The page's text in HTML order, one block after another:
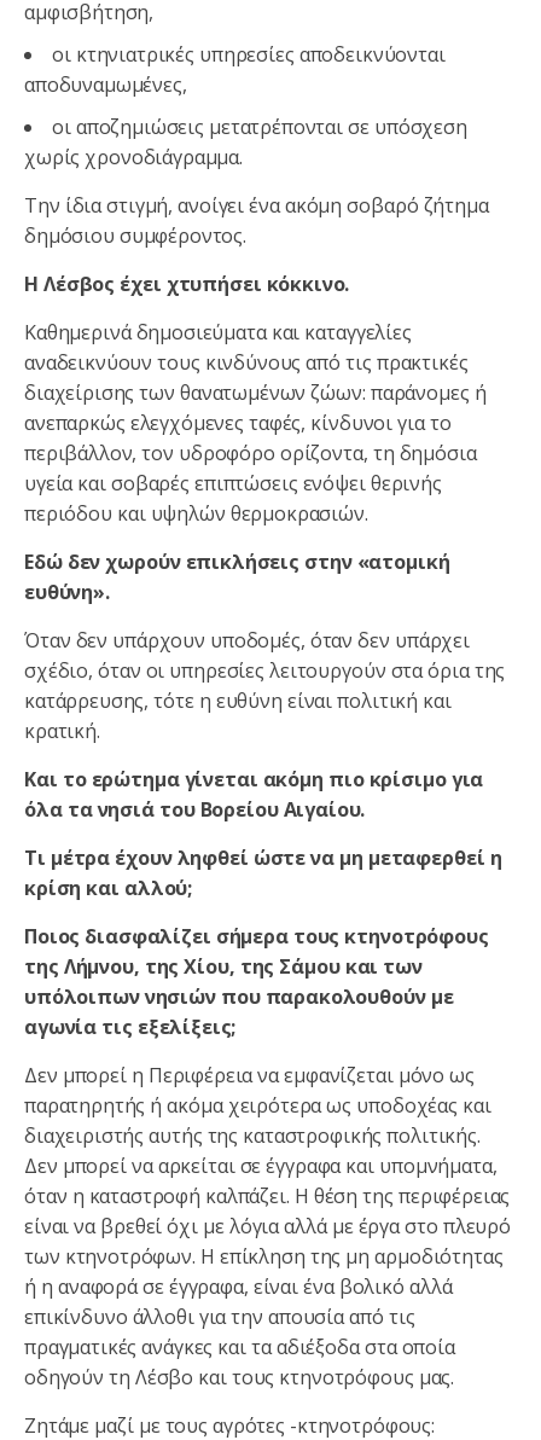
αμφισβήτηση,
οι κτηνιατρικές υπηρεσίες αποδεικνύονται
αποδυναμωμένες,
οι αποζημιώσεις μετατρέπονται σε υπόσχεση
χωρίς χρονοδιάγραμμα.
Την ίδια στιγμή, ανοίγει ένα ακόμη σοβαρό ζήτημα
δημόσιου συμφέροντος.
Η Λέσβος έχει χτυπήσει κόκκινο.
Καθημερινά δημοσιεύματα και καταγγελίες
αναδεικνύουν τους κινδύνους από τις πρακτικές
διαχείρισης των θανατωμένων ζώων: παράνομες ή
ανεπαρκώς ελεγχόμενες ταφές, κίνδυνοι για το
περιβάλλον, τον υδροφόρο ορίζοντα, τη δημόσια
υγεία και σοβαρές επιπτώσεις ενόψει θερινής
περιόδου και υψηλών θερμοκρασιών.
Εδώ δεν χωρούν επικλήσεις στην «ατομική
ευθύνη».
Όταν δεν υπάρχουν υποδομές, όταν δεν υπάρχει
σχέδιο, όταν οι υπηρεσίες λειτουργούν στα όρια της
κατάρρευσης, τότε η ευθύνη είναι πολιτική και
κρατική.
Και το ερώτημα γίνεται ακόμη πιο κρίσιμο για
όλα τα νησιά του Βορείου Αιγαίου.
Τι μέτρα έχουν ληφθεί ώστε να μη μεταφερθεί η
κρίση και αλλού;
Ποιος διασφαλίζει σήμερα τους κτηνοτρόφους
της Λήμνου, της Χίου, της Σάμου και των
υπόλοιπων νησιών που παρακολουθούν με
αγωνία τις εξελίξεις;
Δεν μπορεί η Περιφέρεια να εμφανίζεται μόνο ως
παρατηρητής ή ακόμα χειρότερα ως υποδοχέας και
διαχειριστής αυτής της καταστροφικής πολιτικής.
Δεν μπορεί να αρκείται σε έγγραφα και υπομνήματα,
όταν η καταστροφή καλπάζει. Η θέση της περιφέρειας
είναι να βρεθεί όχι με λόγια αλλά με έργα στο πλευρό
των κτηνοτρόφων. Η επίκληση της μη αρμοδιότητας
ή η αναφορά σε έγγραφα, είναι ένα βολικό αλλά
επικίνδυνο άλλοθι για την απουσία από τις
πραγματικές ανάγκες και τα αδιέξοδα στα οποία
οδηγούν τη Λέσβο και τους κτηνοτρόφους μας.
Ζητάμε μαζί με τους αγρότες -κτηνοτρόφους: